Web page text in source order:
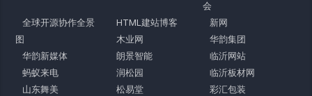
会
全球开源协作全景
图
HTML建站博客
新网
木业网
华韵集团
华韵新媒体
朗景智能
临沂网站
蚂蚁来电
润松园
临沂板材网
山东舞美
松易堂
彩汇包装